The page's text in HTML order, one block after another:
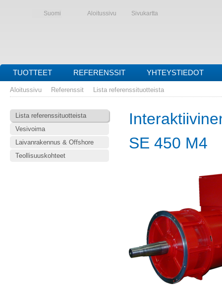
Suomi Aloitussivu Sivukartta
TUOTTEET REFERENSSIT YHTEYSTIEDOT
Aloitussivu Referenssit Lista referenssituotteista
Lista referenssituotteista
Vesivoima
Laivanrakennus & Offshore
Teollisuuskohteet
SE 450 M4